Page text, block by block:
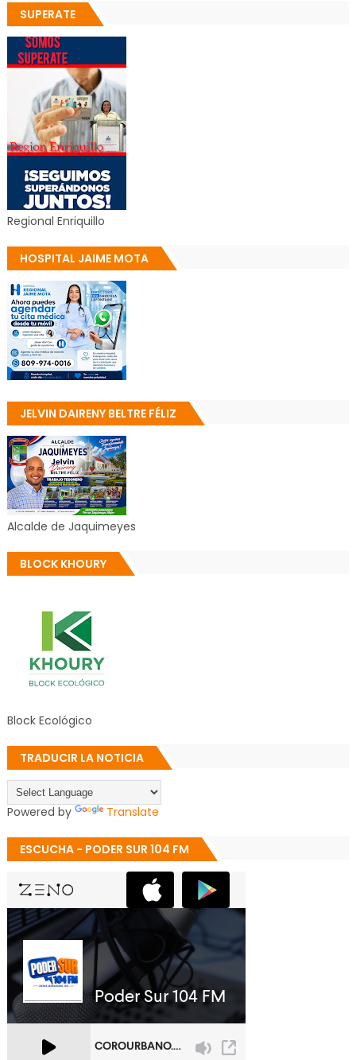
SUPERATE
Regional Enriquillo
HOSPITAL JAIME MOTA
JELVIN DAIRENY BELTRE FÉLIZ
Alcalde de Jaquimeyes
BLOCK KHOURY
Block Ecológico
TRADUCIR LA NOTICIA
Powered by Translate
ESCUCHA - PODER SUR 104 FM